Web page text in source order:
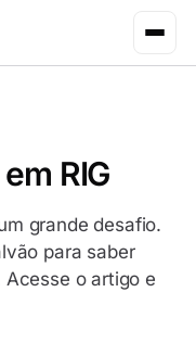
RIG
grande desafio.
para saber
o artigo e